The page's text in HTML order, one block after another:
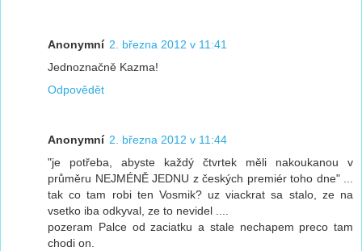
Anonymní 2. března 2012 v 11:41
Jednoznačně Kazma!
Odpovědět
Anonymní 2. března 2012 v 11:44
"je potřeba, abyste každý čtvrtek měli nakoukanou v
průměru NEJMÉNĚ JEDNU z českých premiér toho dne" ...
tak co tam robi ten Vosmik? uz viackrat sa stalo, ze na
vsetko iba odkyval, ze to nevidel ....
pozeram Palce od zaciatku a stale nechapem preco tam
chodi on.